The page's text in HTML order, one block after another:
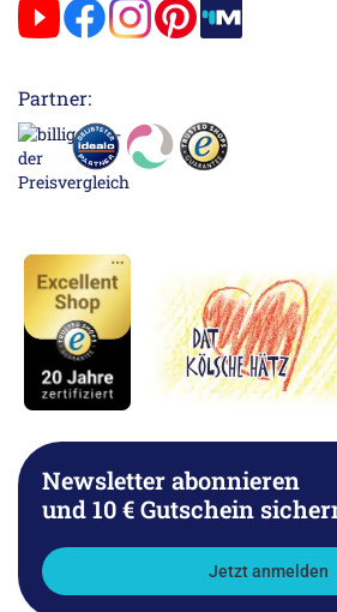
Partner:
Newsletter abonnieren
und 10 € Gutschein
Jetzt anmelden